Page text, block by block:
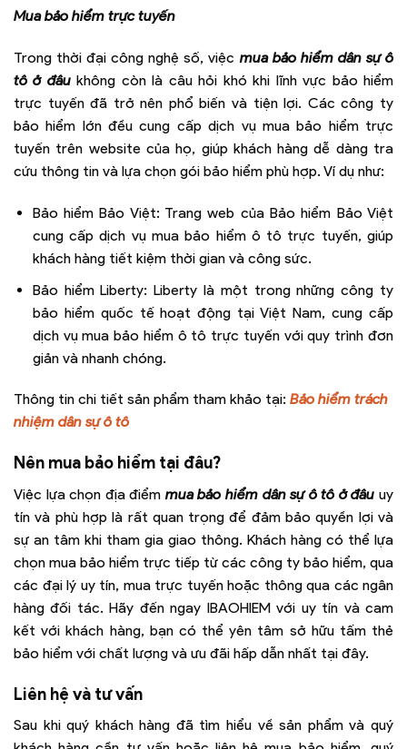
Mua bảo hiểm trực tuyến
Trong thời đại công nghệ số, việc mua bảo hiểm dân sự ô
tô ở đâukhông còn là câu hỏi khó khi lĩnh vực bảo hiểm
trực tuyến đã trở nên phổ biến và tiện lợi. Các công ty
bảo hiểm lớn đều cung cấp dịch vụ mua bảo hiểm trực
tuyến trên website của họ, giúp khách hàng dễ dàng tra
cứu thông tin và lựa chọn gói bảo hiểm phù hợp. Ví dụ như:
Bảo hiểm Bảo Việt: Trang web của Bảo hiểm Bảo Việt
cung cấp dịch vụ mua bảo hiểm ô tô trực tuyến, giúp
khách hàng tiết kiệm thời gian và công sức.
Bảo hiểm Liberty: Liberty là một trong những công ty
bảo hiểm quốc tế hoạt động tại Việt Nam, cung cấp
dịch vụ mua bảo hiểm ô tô trực tuyến với quy trình đơn
giản và nhanh chóng.
Thông tin chi tiết sản phẩm tham khảo tại: Bảo hiểm trách
nhiệm dân sự ô tô
Nên mua bảo hiểm tại đâu?
Việc lựa chọn địa điểm mua bảo hiểm dân sự ô tô ở đâu uy
tín và phù hợp là rất quan trọng để đảm bảo quyền lợi và
sự an tâm khi tham gia giao thông. Khách hàng có thể lựa
chọn mua bảo hiểm trực tiếp từ các công ty bảo hiểm, qua
các đại lý uy tín, mua trực tuyến hoặc thông qua các ngân
hàng đối tác. Hãy đến ngay IBAOHIEM với uy tín và cam
kết với khách hàng, bạn có thể yên tâm sở hữu tấm thẻ
bảo hiểm với chất lượng và ưu đãi hấp dẫn nhất tại đây.
Liên hệ và tư vấn
Sau khi quý khách hàng đã tìm hiểu về sản phẩm và quý